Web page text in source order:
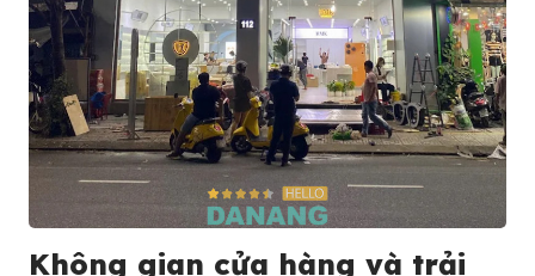
Không gian cửa hàng và trải